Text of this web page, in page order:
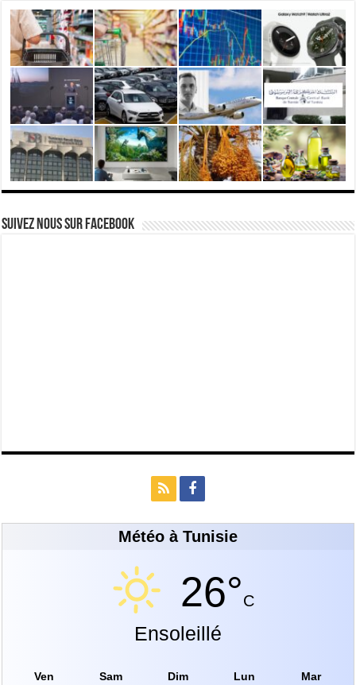
Suivez nous Sur Facebook
Météo à Tunisie
26°C
Ensoleillé
Ven Sam Dim Lun Mar